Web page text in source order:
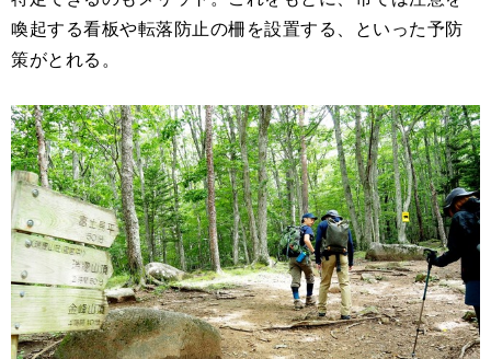
喚起する看板や転落防止の柵を設置する、といった予防
策がとれる。